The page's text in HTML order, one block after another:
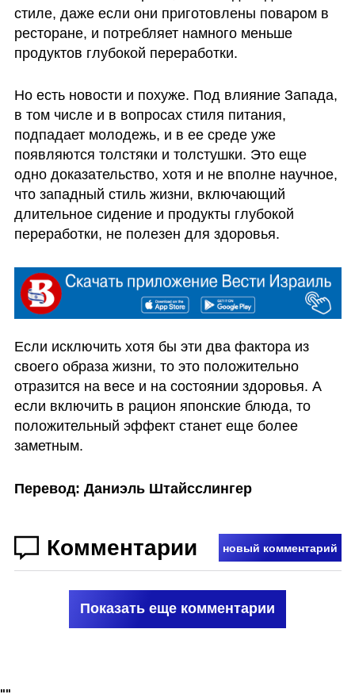
стиле, даже если они приготовлены поваром в
ресторане, и потребляет намного меньше
продуктов глубокой переработки.
Но есть новости и похуже. Под влияние Запада,
в том числе и в вопросах стиля питания,
подпадает молодежь, и в ее среде уже
появляются толстяки и толстушки. Это еще
одно доказательство, хотя и не вполне научное,
что западный стиль жизни, включающий
длительное сидение и продукты глубокой
переработки, не полезен для здоровья.
Если исключить хотя бы эти два фактора из
своего образа жизни, то это положительно
отразится на весе и на состоянии здоровья. А
если включить в рацион японские блюда, то
положительный эффект станет еще более
заметным.
Перевод: Даниэль Штайсслингер
Комментарии новый комментарий
Показать еще комментарии
""